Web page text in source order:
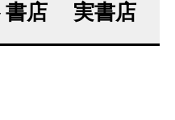
書店 実書店